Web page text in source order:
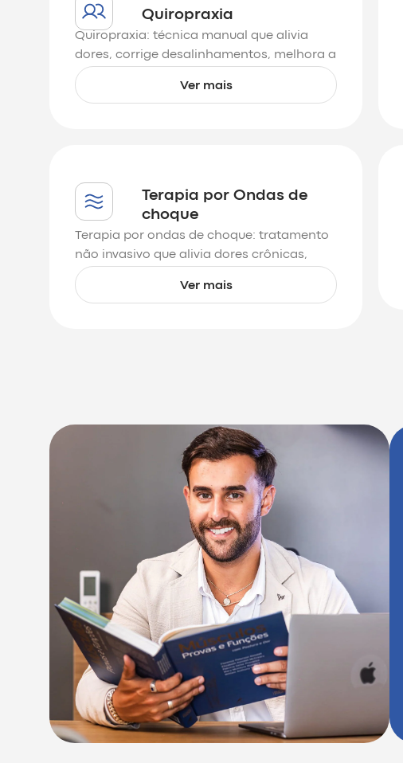
Quiropraxia
Quiropraxia: técnica manual que alivia
dores, corrige desalinhamentos, melhora a
postura e promove equilíbrio e bem-estar
físico.
Ver mais
Terapia por Ondas de
choque
Terapia por ondas de choque: tratamento
não invasivo que alivia dores crônicas,
acelera a recuperação e estimula a
regeneração tecidual.
Ver mais